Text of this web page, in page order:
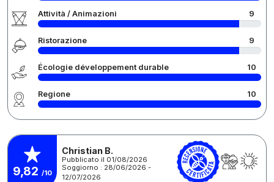
Attività / Animazioni 9
Ristorazione 9
Écologie développement durable 10
Regione 10
9,82 /10
Christian B.
Pubblicato il 01/08/2026
Soggiorno : 28/06/2026 -
12/07/2026